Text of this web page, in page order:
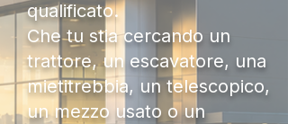
qualificato.
Che tu stia cercando un
trattore, un escavatore, una
mietitrebbia, un telescopico,
un mezzo usato o un